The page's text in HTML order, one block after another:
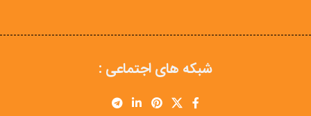
شبکه های اجتماعی :